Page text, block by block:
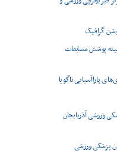
گرافیک
طی ۳ روز توسط کمیته پوشش مسابقات
پاراآسیایی ناگویا
ورزشی آذربایجان
پزشکی ورزشی